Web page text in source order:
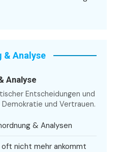
& Analyse
Analyse
Entscheidungen und
und Vertrauen.
& Analysen
nicht mehr ankommt